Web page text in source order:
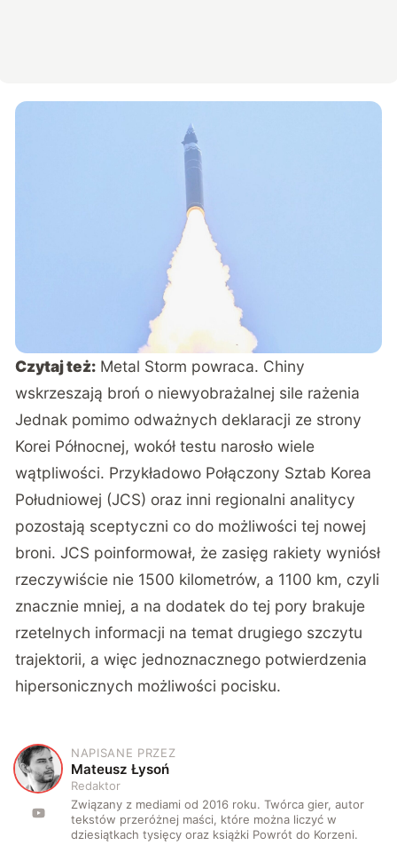
Czytaj też: Metal Storm powraca. Chiny
wskrzeszają broń o niewyobrażalnej sile rażenia
Jednak pomimo odważnych deklaracji ze strony
Korei Północnej, wokół testu narosło wiele
wątpliwości. Przykładowo Połączony Sztab Korea
Południowej (JCS) oraz inni regionalni analitycy
pozostają sceptyczni co do możliwości tej nowej
broni. JCS poinformował, że zasięg rakiety wyniósł
rzeczywiście nie 1500 kilometrów, a 1100 km, czyli
znacznie mniej, a na dodatek do tej pory brakuje
rzetelnych informacji na temat drugiego szczytu
trajektorii, a więc jednoznacznego potwierdzenia
hipersonicznych możliwości pocisku.
M
NAPISANE PRZEZ
Mateusz Łysoń
Redaktor
Związany z mediami od 2016 roku. Twórca gier, autor
tekstów przeróżnej maści, które można liczyć w
dziesiątkach tysięcy oraz książki Powrót do Korzeni.